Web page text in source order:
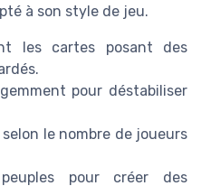
à son style de jeu.
les cartes posant des
pour déstabiliser
le nombre de joueurs
pour créer des